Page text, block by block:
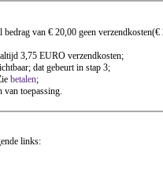
van € 20,00 geen
3,75 EURO verzendkosten;
dat gebeurt in stap 3;
betalen;
van toepassing.
links: